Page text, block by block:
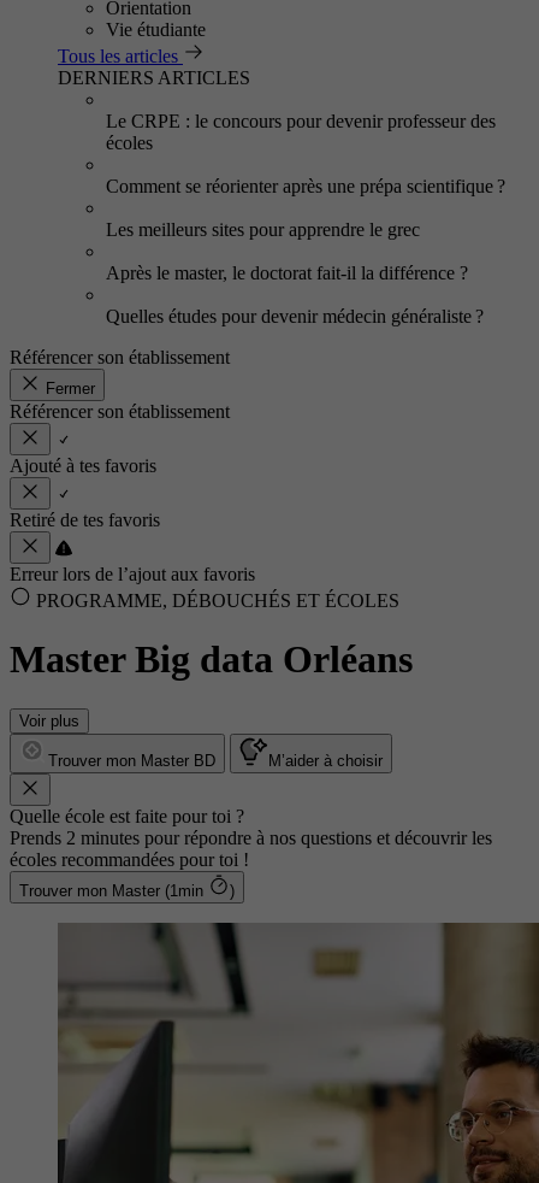
Orientation
Vie étudiante
Tous les articles
DERNIERS ARTICLES
Le CRPE : le concours pour devenir professeur des
écoles
Comment se réorienter après une prépa scientifique ?
Les meilleurs sites pour apprendre le grec
Après le master, le doctorat fait-il la différence ?
Quelles études pour devenir médecin généraliste ?
Référencer son établissement
Fermer
Référencer son établissement
Ajouté à tes favoris
Retiré de tes favoris
Erreur lors de l’ajout aux favoris
PROGRAMME, DÉBOUCHÉS ET ÉCOLES
Master Big data Orléans
Voir plus
Trouver mon Master BD M’aider à choisir
Quelle école est faite pour toi ?
Prends 2 minutes pour répondre à nos questions et découvrir les
écoles recommandées pour toi !
Trouver mon Master (1min )